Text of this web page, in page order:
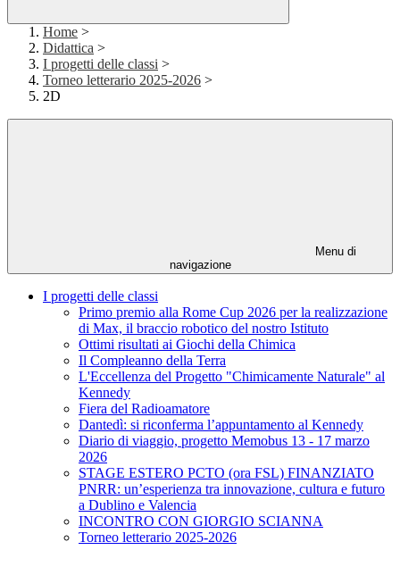
Home >
Didattica >
I progetti delle classi >
Torneo letterario 2025-2026 >
2D
Menu di
navigazione
I progetti delle classi
Primo premio alla Rome Cup 2026 per la realizzazione
di Max, il braccio robotico del nostro Istituto
Ottimi risultati ai Giochi della Chimica
Il Compleanno della Terra
L'Eccellenza del Progetto "Chimicamente Naturale" al
Kennedy
Fiera del Radioamatore
Dantedì: si riconferma l’appuntamento al Kennedy
Diario di viaggio, progetto Memobus 13 - 17 marzo
2026
STAGE ESTERO PCTO (ora FSL) FINANZIATO
PNRR: un’esperienza tra innovazione, cultura e futuro
a Dublino e Valencia
INCONTRO CON GIORGIO SCIANNA
Torneo letterario 2025-2026